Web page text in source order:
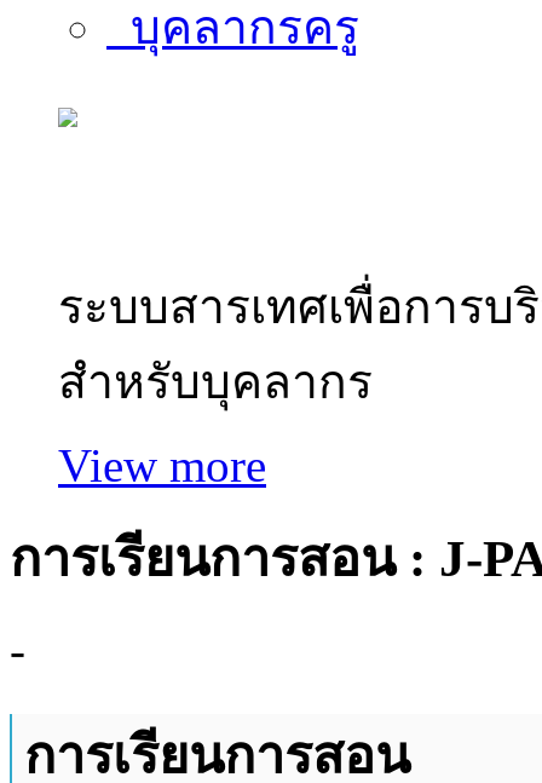
บุคลากรครู
ระบบสารเทศเพื่อการบ
สำหรับบุคลากร
View more
การเรียนการสอน : J-
-
การเรียนการสอน